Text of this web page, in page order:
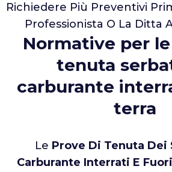
Richiedere Più Preventivi
Professionista O La Ditta
Normative per
tenuta
carburante
terra
Le Prove Di Tenuta Dei
Carburante Interrati E